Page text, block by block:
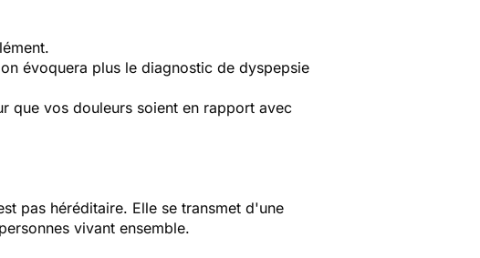
évoquera plus le diagnostic de dyspepsie
que vos douleurs soient en rapport avec
pas héréditaire. Elle se transmet d'une
vivant ensemble.